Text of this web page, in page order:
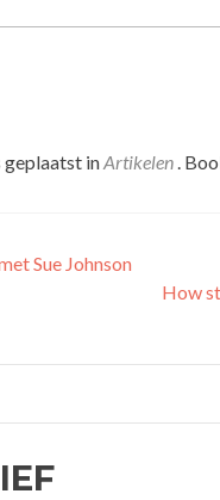
inArtikelen .
Sue Johnson
How